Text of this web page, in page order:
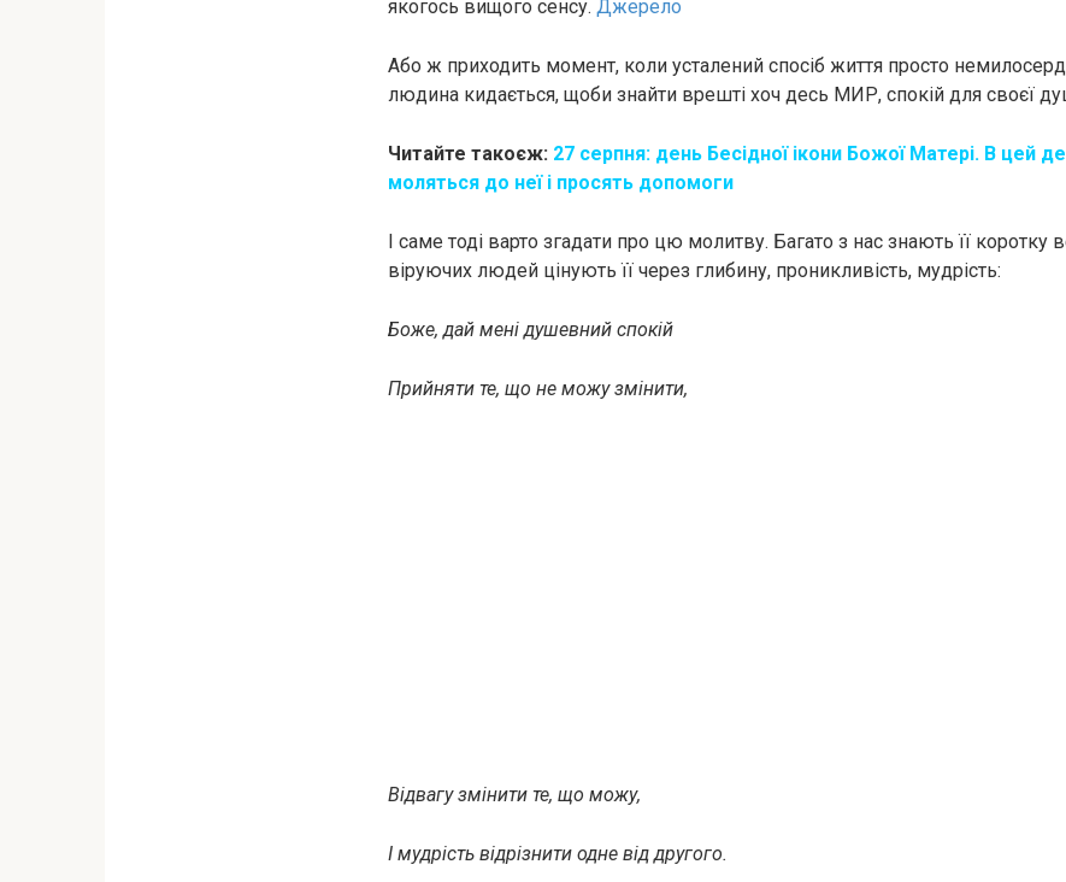
якогось вищого сенсу. Джерело
Або ж приходить момент, коли усталений спосіб життя просто
людина кидається, щоби знайти врешті хоч десь МИР, спокій для своєї
Читайте такоєж: 27 серпня: дeнь Бeciдної ікони Бoжої Матері. В цей
мoляться до неї і пpocять допомоги
І саме тоді варто згадати про цю молитву. Багато з нас знають її коротку
віруючих людей цінують її через глибину, проникливість, мудрість:
Боже, дай мені душевний спокій
Прийняти те, що не можу змінити,
Відвагу змінити те, що можу,
І мудрість відрізнити одне від другого.